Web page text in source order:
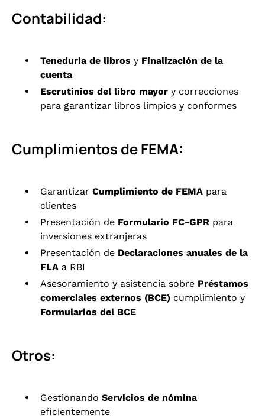
Contabilidad:
Teneduría de libros y Finalización de la
cuenta
Escrutinios del libro mayor y correcciones
para garantizar libros limpios y conformes
Cumplimientos de FEMA:
Garantizar Cumplimiento de FEMA para
clientes
Presentación de Formulario FC-GPR para
inversiones extranjeras
Presentación de Declaraciones anuales de la
FLA a RBI
Asesoramiento y asistencia sobre Préstamos
comerciales externos (BCE) cumplimiento y
Formularios del BCE
Otros:
Gestionando Servicios de nómina
eficientemente